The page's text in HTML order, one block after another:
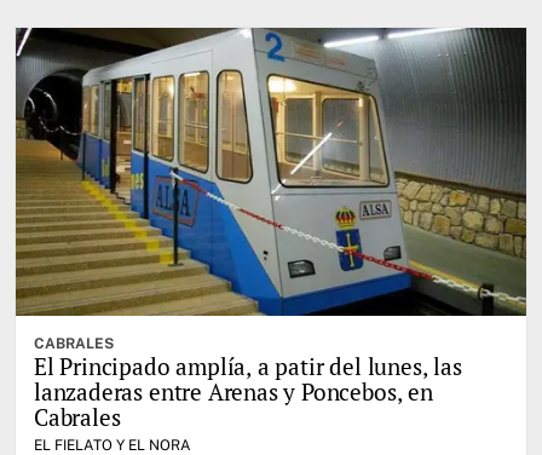
CABRALES
El Principado amplía, a patir del lunes, las
lanzaderas entre Arenas y Poncebos, en
Cabrales
EL FIELATO Y EL NORA